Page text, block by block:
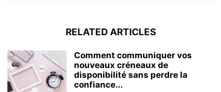
RELATED ARTICLES
Comment communiquer vos
nouveaux créneaux de
disponibilité sans perdre la
confiance...